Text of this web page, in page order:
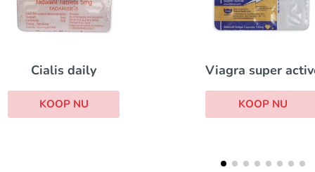
Viagra super active
KOOP NU
Viagra with
KOOP NU